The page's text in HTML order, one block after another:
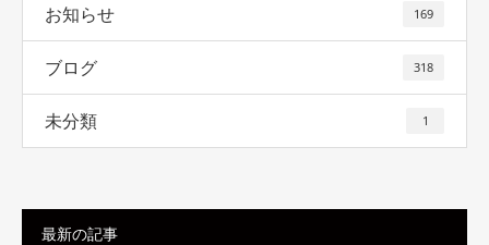
お知らせ 169
ブログ 318
未分類 1
最新の記事